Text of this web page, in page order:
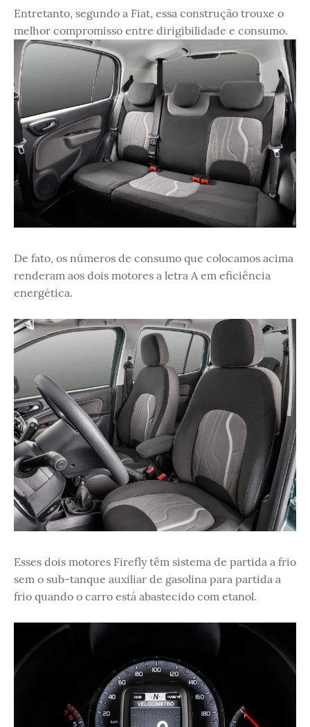
Entretanto, segundo a Fiat, essa construção trouxe o
melhor compromisso entre dirigibilidade e consumo.
De fato, os números de consumo que colocamos acima
renderam aos dois motores a letra A em eficiência
energética.
Esses dois motores Firefly têm sistema de partida a frio
sem o sub-tanque auxiliar de gasolina para partida a
frio quando o carro está abastecido com etanol.